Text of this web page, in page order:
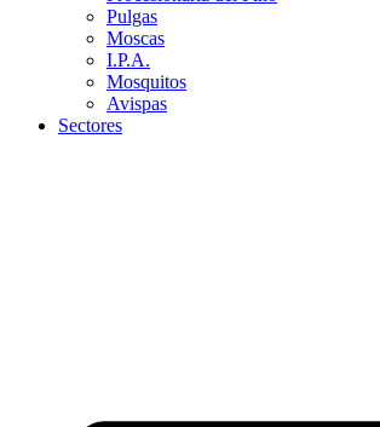
Pulgas
Moscas
I.P.A.
Mosquitos
Avispas
Sectores